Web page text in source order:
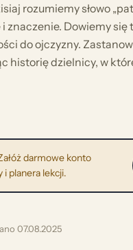
rozumiemy słowo
Dowiemy
do ojczyzny.
historię dzielnicy, w
darmowe konto
planera lekcji.
07.08.2025